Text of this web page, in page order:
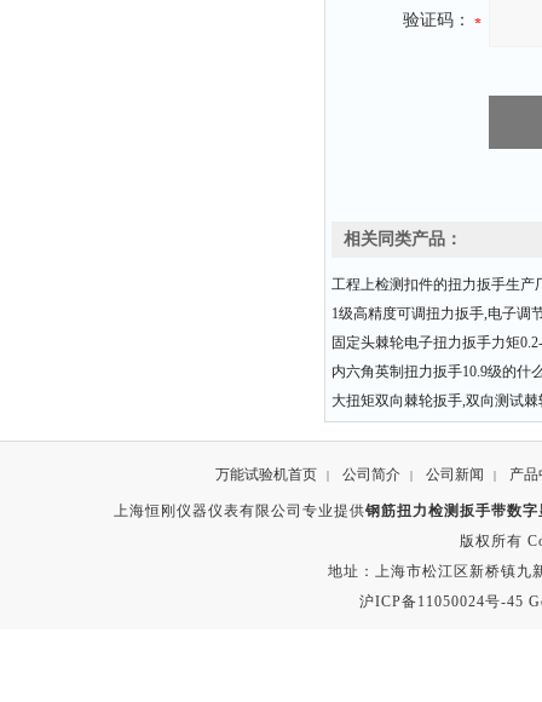
验证码：
相关同类产品：
工程上检测扣件的扭力扳手生产
1级高精度可调扭力扳手,电子调
固定头棘轮电子扭力扳手力矩
内六角英制扭力扳手10.9级的什
大扭矩双向棘轮扳手,双向测试
万能试验机首页 | 公司简介 | 公司新闻 | 产品
上海恒刚仪器仪表有限公司专业提供钢筋扭力检测扳手带数
版权所有
地址：上海市松江区新桥镇九
沪ICP备11050024号-45